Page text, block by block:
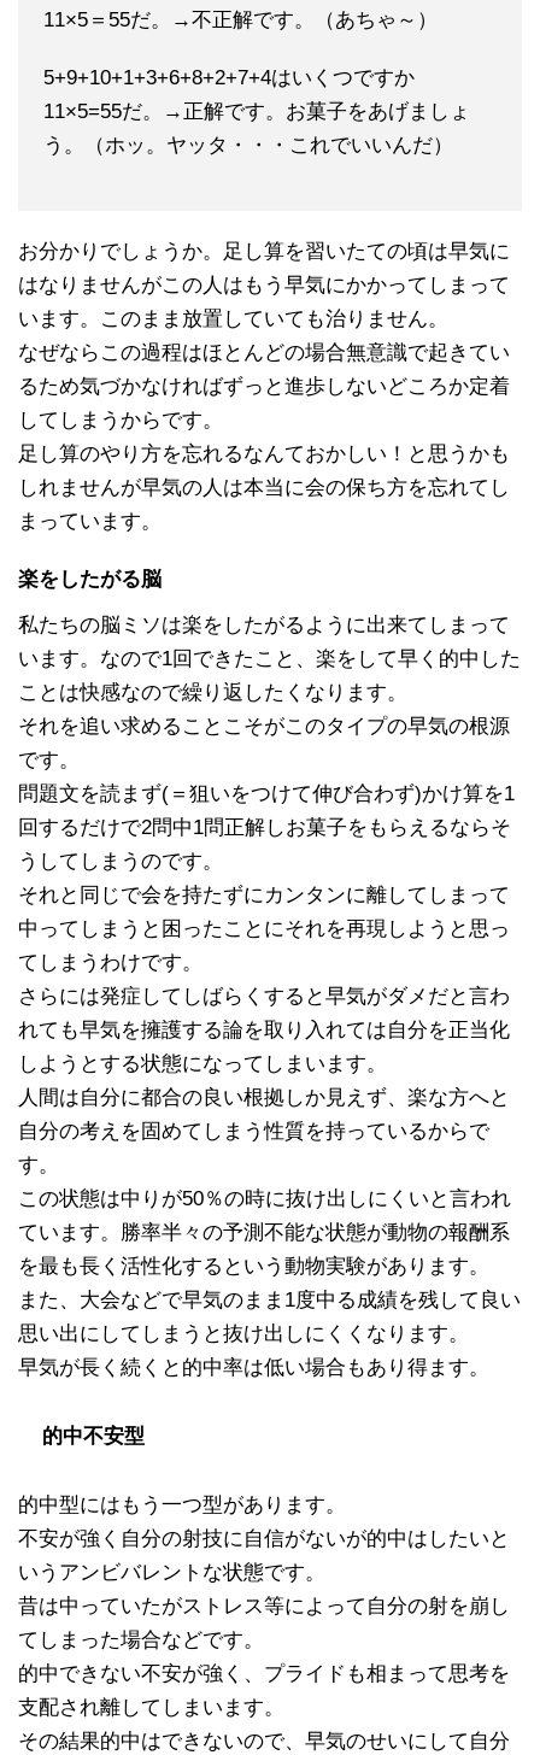
11×5＝55だ。→不正解です。（あちゃ～）
5+9+10+1+3+6+8+2+7+4はいくつですか
11×5=55だ。→正解です。お菓子をあげましょ
う。（ホッ。ヤッタ・・・これでいいんだ）
お分かりでしょうか。足し算を習いたての頃は早気に
はなりませんがこの人はもう早気にかかってしまって
います。このまま放置していても治りません。
なぜならこの過程はほとんどの場合無意識で起きてい
るため気づかなければずっと進歩しないどころか定着
してしまうからです。
足し算のやり方を忘れるなんておかしい！と思うかも
しれませんが早気の人は本当に会の保ち方を忘れてし
まっています。
楽をしたがる脳
私たちの脳ミソは楽をしたがるように出来てしまって
います。なので1回できたこと、楽をして早く的中した
ことは快感なので繰り返したくなります。
それを追い求めることこそがこのタイプの早気の根源
です。
問題文を読まず(＝狙いをつけて伸び合わず)かけ算を1
回するだけで2問中1問正解しお菓子をもらえるならそ
うしてしまうのです。
それと同じで会を持たずにカンタンに離してしまって
中ってしまうと困ったことにそれを再現しようと思っ
てしまうわけです。
さらには発症してしばらくすると早気がダメだと言わ
れても早気を擁護する論を取り入れては自分を正当化
しようとする状態になってしまいます。
人間は自分に都合の良い根拠しか見えず、楽な方へと
自分の考えを固めてしまう性質を持っているからで
す。
この状態は中りが50％の時に抜け出しにくいと言われ
ています。勝率半々の予測不能な状態が動物の報酬系
を最も長く活性化するという動物実験があります。
また、大会などで早気のまま1度中る成績を残して良い
思い出にしてしまうと抜け出しにくくなります。
早気が長く続くと的中率は低い場合もあり得ます。
的中不安型
的中型にはもう一つ型があります。
不安が強く自分の射技に自信がないが的中はしたいと
いうアンビバレントな状態です。
昔は中っていたがストレス等によって自分の射を崩し
てしまった場合などです。
的中できない不安が強く、プライドも相まって思考を
支配され離してしまいます。
その結果的中はできないので、早気のせいにして自分